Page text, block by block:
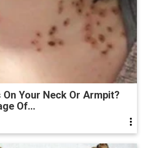
Your Neck Or Armpit?
Of...